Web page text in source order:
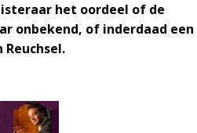
het oordeel of de
onbekend, of inderdaad een